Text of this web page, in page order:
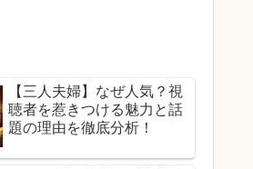
【三人夫婦】なぜ人気？視
聴者を惹きつける魅力と話
題の理由を徹底分析！